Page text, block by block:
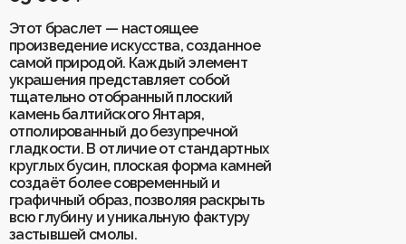
Кулоны
Перстни
Подвески
Коллекция
«Флюоритовая»
Подарки и упаковка
Подвески
Рождественская коллекция
Серьги
Талисман года 2026
Хранители пространства
Четки
Чокеры
Коллекция «Тигровый поход»
Подарки и упаковка
Этот браслет — настоящее
произведение искусства, созданное
самой природой. Каждый элемент
украшения представляет собой
тщательно отобранный плоский
камень балтийского Янтаря,
отполированный до безупречной
гладкости. В отличие от стандартных
круглых бусин, плоская форма камней
создаёт более современный и
графичный образ, позволяя раскрыть
всю глубину и уникальную фактуру
застывшей смолы.